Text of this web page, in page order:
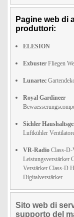
Pagine web di
produttori:
ELESION
Exbuster Fliegen
Lunartec
Royal Gardineer
Sichler
Luftkühler
VR-Radio Class-D-
Leistungsverstärker
Verstärker Class-D
Digitalverstärker
Sito web di
supporto del